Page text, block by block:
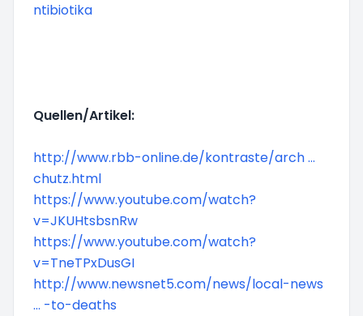
ntibiotika
Quellen/Artikel:
http://www.rbb-online.de/kontraste/arch ...
chutz.html
https://www.youtube.com/watch?
v=JKUHtsbsnRw
https://www.youtube.com/watch?
v=TneTPxDusGI
http://www.newsnet5.com/news/local-news
... -to-deaths